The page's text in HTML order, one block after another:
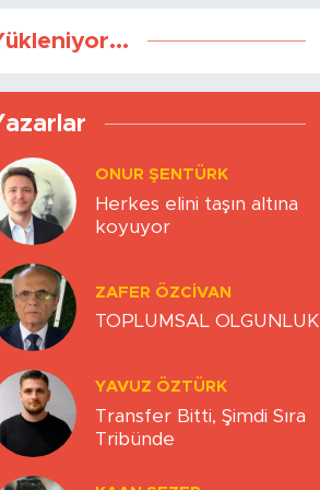
ONUR ŞENTÜRK
Herkes elini taşın altına
koyuyor
ZAFER ÖZCIVAN
TOPLUMSAL OLGUNLUK
YAVUZ ÖZTÜRK
Transfer Bitti, Şimdi Sıra
Tribünde